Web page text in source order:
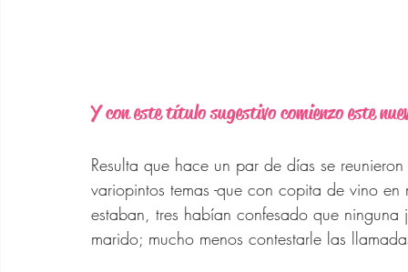
Zapatos para Mujeres
Gafas de Sol para
Y con este título sugestivo comienzo este
Resulta que hace un par de días se
variopintos temas -que con copita de vino
estaban, tres habían confesado que
marido; mucho menos contestarle las